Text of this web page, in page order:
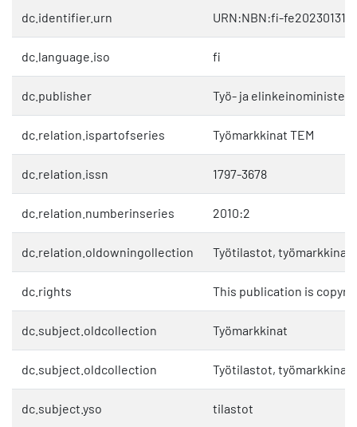
dc.identifier.urn URN:NBN:fi-
dc.language.iso fi
dc.publisher Työ- ja
dc.relation.ispartofseries Työmarkkinat TEM
dc.relation.issn 1797-3678
dc.relation.numberinseries 2010:2
dc.relation.oldowningollection Työtilastot, työmarkkinat
dc.rights This publication is
dc.subject.oldcollection Työmarkkinat
dc.subject.oldcollection Työtilastot, työmarkkinat
dc.subject.yso tilastot